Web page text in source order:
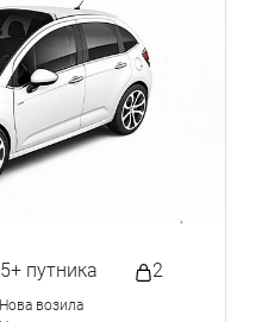
путника 2
Нова возила